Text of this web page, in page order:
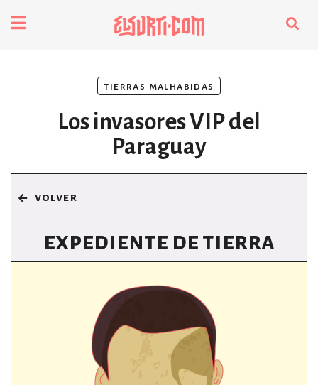
Futuros
Soberanas
Despacio Sonoro
estronismo climático
escuelas fumigadas
tierras malhabidas
Los invasores VIP del
Paraguay
expediente de tierra
volver